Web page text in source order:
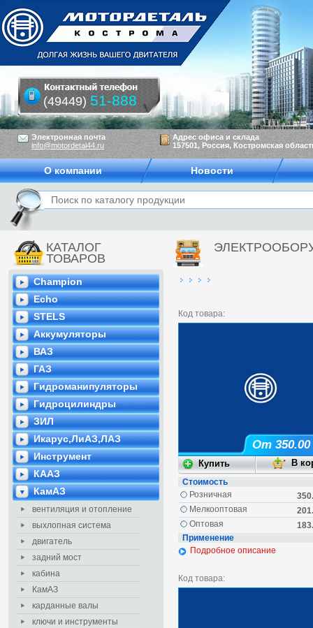
КАТАЛОГ
ТОВАРОВ
Champion
Echo
STELS
Аккумуляторы
ВАЗ
ГАЗ
Гидроманипуляторы
Гидроцилиндры
ЗИЛ
Икарус,ЛиАЗ,ЛАЗ
Инструмент
КААЗ
КамАЗ
вентиляция и отопление
выхлопная система
двигатель
задний мост
кабина
КамАЗ
карданные валы
ключи и инструменты
Код товара:
От 350.00
Стоимость
Розничная
Мелкооптовая
Оптовая
Применение
Подробное описание
Код товара:
Электронная почта
info@motordetal44.ru
Адрес офиса и склада
157501, Россия, Костромская
(49449) 51-888
О компании Новости